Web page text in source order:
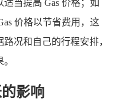
当提高 Gas 价格；如
价格以节省费用，这
况和自己的行程安排，
影响